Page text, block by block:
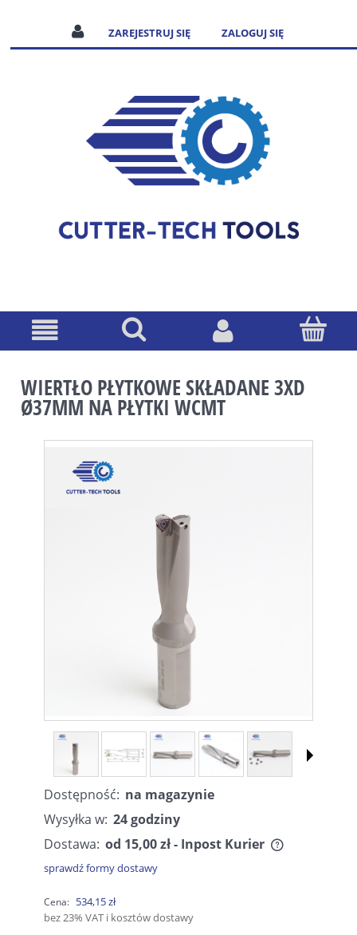
ZAREJESTRUJ SIĘ ZALOGUJ SIĘ
WIERTŁO PŁYTKOWE SKŁADANE 3XD
Ø37MM NA PŁYTKI WCMT
Dostępność: na magazynie
Wysyłka w: 24 godziny
Dostawa: od 15,00 zł- Inpost Kurier
sprawdź formy dostawy
Cena:
534,15 zł
bez 23% VAT i kosztów dostawy